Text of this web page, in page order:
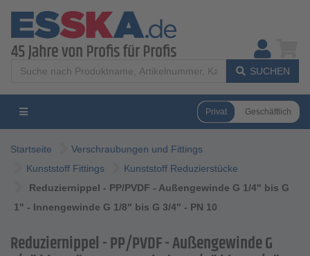
SUCHEN
Privat Geschäftlich
Startseite
Verschraubungen und Fittings
Kunststoff Fittings
Kunststoff Reduzierstücke
Reduziernippel - PP/PVDF - Außengewinde G 1/4" bis G
1" - Innengewinde G 1/8" bis G 3/4" - PN 10
Reduziernippel - PP/PVDF - Außengewinde G